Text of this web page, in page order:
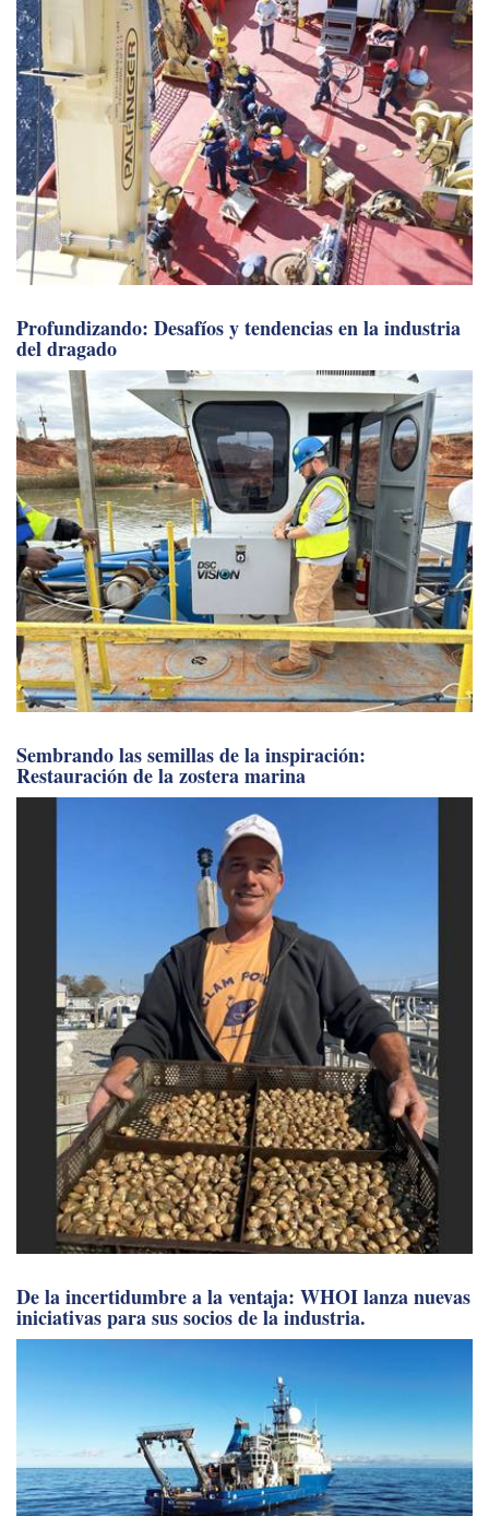
Profundizando: Desafíos y tendencias en la industria
del dragado
Sembrando las semillas de la inspiración:
Restauración de la zostera marina
De la incertidumbre a la ventaja: WHOI lanza nuevas
iniciativas para sus socios de la industria.